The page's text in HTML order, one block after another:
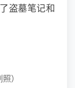
盗墓笔记和
）